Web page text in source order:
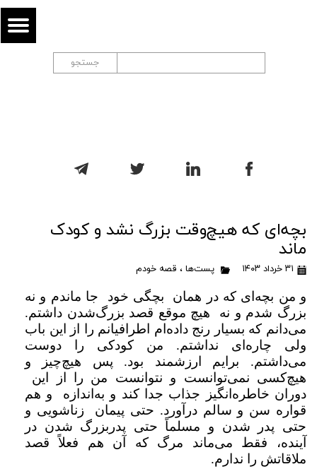
جستجو
بچه‌ای که هیچ‌وقت بزرگ نشد و کودک
ماند
۳۱ خرداد ۱۴۰۳ پست‌ها ، قصه خودم
و من بچه‌ای که در همان بچگی خود جا ماندم و نه
بزرگ شدم و نه هیچ موقع قصد بزرگ‌شدن داشتم.
می‌دانم که بسیار رنج داده‌ام اطرافیانم را از این باب
ولی چاره‌ای نداشتم. من کودکی را دوست
می‌داشتم. برایم ارزشمند بود. پس هیچ‌چیز و
هیچ‌کسی نمی‌توانست و نتوانست من را از این
دوران خاطره‌انگیز جذاب جدا کند و به‌اندازه و هم
قواره سن و سالم درآورد. حتی پیمان زناشویی و
حتی پدر شدن و مسلماً حتی پدربزرگ شدن در
آینده، فقط می‌ماند مرگ که آن هم فعلاً قصد
ملاقاتش را ندارم.